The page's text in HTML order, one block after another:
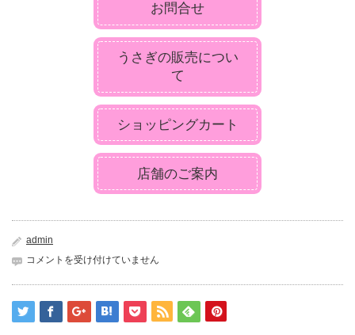
お問合せ
うさぎの販売につい
て
ショッピングカート
店舗のご案内
admin
IMG_9328
コメントを受け付けていません